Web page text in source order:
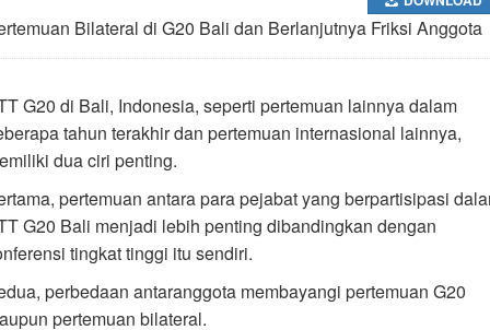
Bilateral di G20 Bali dan Berlanjutnya Friksi Anggota
G20 di Bali, Indonesia, seperti pertemuan lainnya dalam
tahun terakhir dan pertemuan internasional lainnya,
dua ciri penting.
pertemuan antara para pejabat yang berpartisipasi
G20 Bali menjadi lebih penting dibandingkan dengan
tingkat tinggi itu sendiri.
perbedaan antaranggota membayangi pertemuan G20
pertemuan bilateral.